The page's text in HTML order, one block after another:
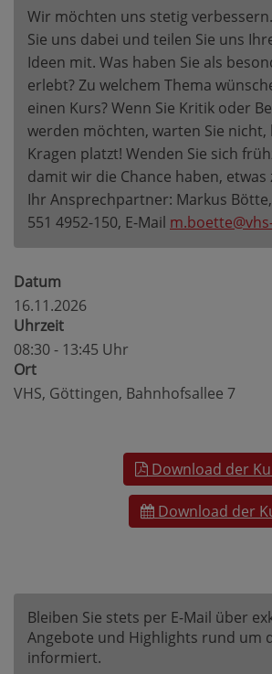
Wir möchten uns stetig
Sie uns dabei und teilen Sie uns
Ideen mit. Was haben Sie als
erlebt? Zu welchem Thema
einen Kurs? Wenn Sie Kritik oder
werden möchten, warten Sie nicht,
Kragen platzt! Wenden Sie sich
damit wir die Chance haben, etwas
Ihr Ansprechpartner: Markus
551 4952-150, E-Mail
Datum
16.11.2026
Uhrzeit
08:30 - 13:45 Uhr
Ort
VHS, Göttingen, Bahnhofsallee 7
Download der
Download der
Bleiben Sie stets per E-Mail über
Angebote und Highlights rund um
informiert.